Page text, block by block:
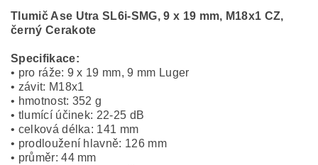
Tlumič Ase Utra SL6i-SMG, 9 x 19 mm, M18x1 CZ,
černý Cerakote
Specifikace:
• pro ráže: 9 x 19 mm, 9 mm Luger
• závit: M18x1
• hmotnost: 352 g
• tlumící účinek: 22-25 dB
• celková délka: 141 mm
• prodloužení hlavně: 126 mm
• průměr: 44 mm